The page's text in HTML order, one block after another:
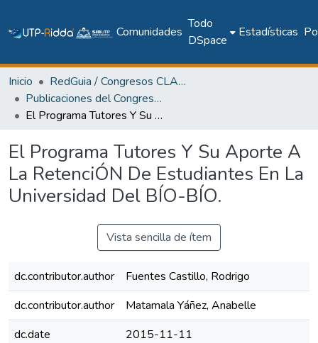
Comunidades
Todo
DSpace
Estadísticas
Inicio
RedGuia / Congresos CLABES
Publicaciones del Congreso Internacional CLABES
El Programa Tutores Y Su Aporte A La RetenciÓN De Estudiantes En La Universidad Del BÍO-BÍO.
El Programa Tutores Y Su Aporte A
La RetenciÓN De Estudiantes En La
Universidad Del BÍO-BÍO.
Vista sencilla de ítem
dc.contributor.author
Fuentes Castillo, Rodrigo
dc.contributor.author
Matamala Yáñez, Anabelle
dc.date
2015-11-11